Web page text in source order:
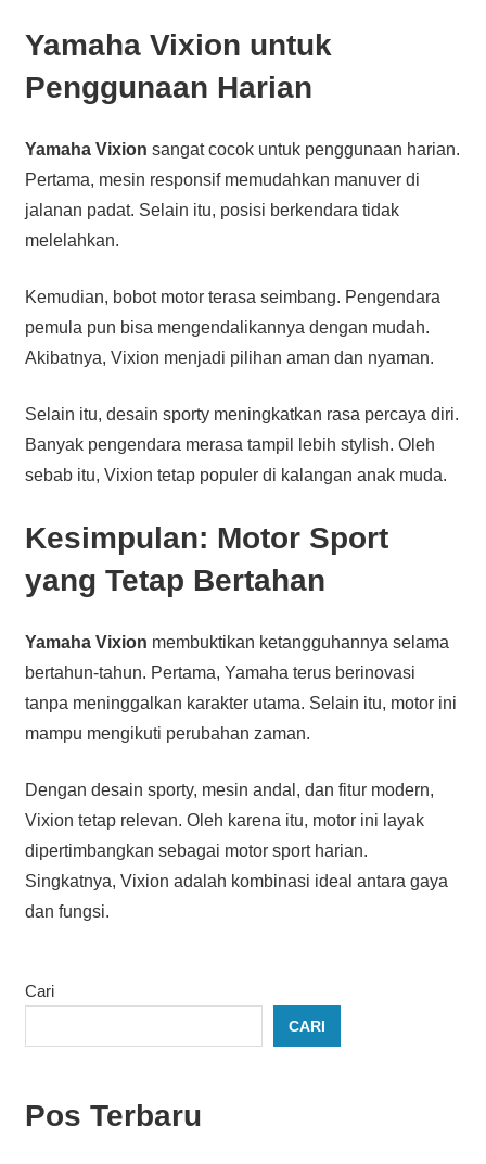
Yamaha Vixion untuk
Penggunaan Harian
Yamaha Vixion sangat cocok untuk penggunaan harian.
Pertama, mesin responsif memudahkan manuver di
jalanan padat. Selain itu, posisi berkendara tidak
melelahkan.
Kemudian, bobot motor terasa seimbang. Pengendara
pemula pun bisa mengendalikannya dengan mudah.
Akibatnya, Vixion menjadi pilihan aman dan nyaman.
Selain itu, desain sporty meningkatkan rasa percaya diri.
Banyak pengendara merasa tampil lebih stylish. Oleh
sebab itu, Vixion tetap populer di kalangan anak muda.
Kesimpulan: Motor Sport
yang Tetap Bertahan
Yamaha Vixion membuktikan ketangguhannya selama
bertahun-tahun. Pertama, Yamaha terus berinovasi
tanpa meninggalkan karakter utama. Selain itu, motor ini
mampu mengikuti perubahan zaman.
Dengan desain sporty, mesin andal, dan fitur modern,
Vixion tetap relevan. Oleh karena itu, motor ini layak
dipertimbangkan sebagai motor sport harian.
Singkatnya, Vixion adalah kombinasi ideal antara gaya
dan fungsi.
Cari
CARI
Pos Terbaru